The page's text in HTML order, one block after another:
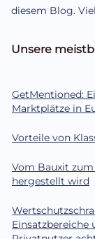
diesem Blog.
Unsere
GetMentioned:
Marktplätze in
Vorteile von
Vom Bauxit
hergestellt wird
Einsatzbereiche